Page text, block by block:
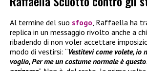
Al termine del suo sfogo , Raffaella ha
replica in un messaggio rivolto anche a chi
ribadendo di non voler accettare
modo di vestirsi: “Vestitevi come volete, io
voglio, Per me un costume normale è